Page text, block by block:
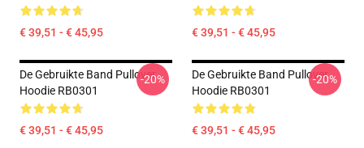
€ 39,51 - € 45,95 € 39,51 - € 45,95
De Gebruikte Band Pullover
Hoodie RB0301
€ 39,51 - € 45,95
-20%
De Gebruikte Band Pullover
Hoodie RB0301
€ 39,51 - € 45,95
-20%